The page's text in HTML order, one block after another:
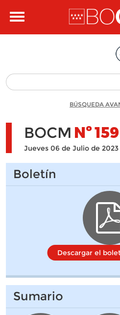
Toggle
BÚSQUEDA
BOCM Nº159
Jueves 06 de Julio de 2023
Boletín
Descargar el
Sumario